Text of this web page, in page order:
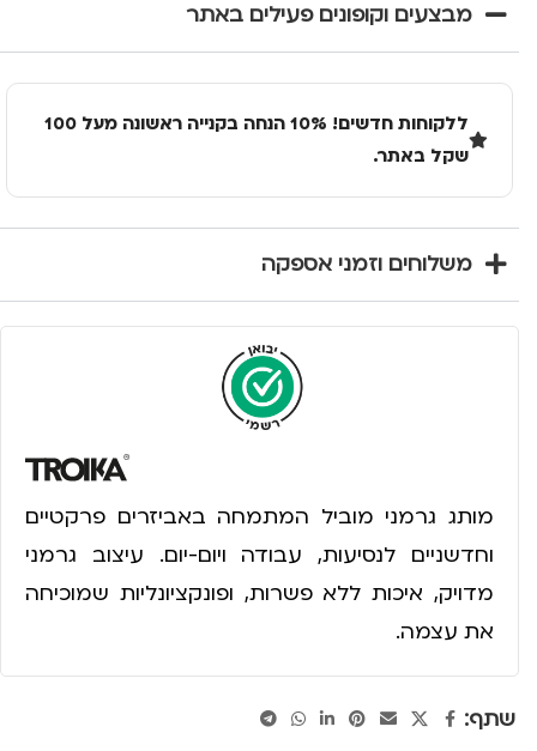
מבצעים וקופונים פעילים באתר
ללקוחות חדשים! 10% הנחה בקנייה ראשונה מעל 100
שקל באתר.
משלוחים וזמני אספקה
מותג גרמני מוביל המתמחה באביזרים פרקטיים
וחדשניים לנסיעות, עבודה ויום-יום. עיצוב גרמני
מדויק, איכות ללא פשרות, ופונקציונליות שמוכיחה
את עצמה.
שתף: